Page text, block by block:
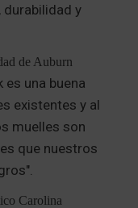
y
de Auburn
es una buena
existentes y al
muelles son
que nuestros
Carolina